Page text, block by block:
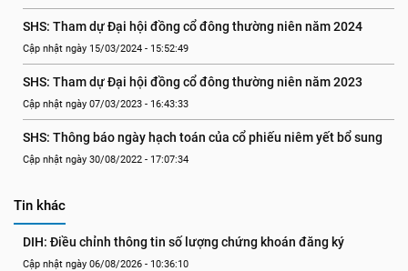
SHS: Tham dự Đại hội đồng cổ đông thường niên năm 2024
Cập nhật ngày 15/03/2024 - 15:52:49
SHS: Tham dự Đại hội đồng cổ đông thường niên năm 2023
Cập nhật ngày 07/03/2023 - 16:43:33
SHS: Thông báo ngày hạch toán của cổ phiếu niêm yết bổ sung
Cập nhật ngày 30/08/2022 - 17:07:34
Tin khác
DIH: Điều chỉnh thông tin số lượng chứng khoán đăng ký
Cập nhật ngày 06/08/2026 - 10:36:10